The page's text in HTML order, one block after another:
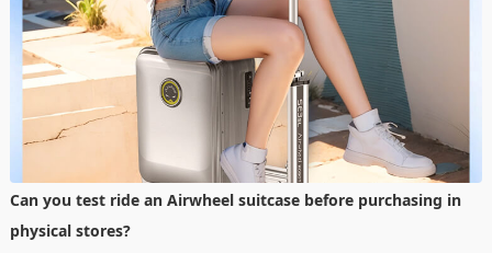
Can you test ride an Airwheel suitcase before purchasing in
physical stores?